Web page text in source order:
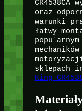
oraz
warunki
łatwy
popularnym
sklepach
King